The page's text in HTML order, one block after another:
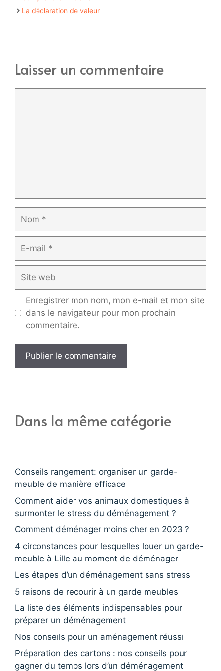
La déclaration de valeur
Laisser un commentaire
mail
web
Enregistrer mon nom, mon e-mail et mon site
dans le navigateur pour mon prochain
commentaire.
Dans la même catégorie
Conseils rangement: organiser un garde-
meuble de manière efficace
Comment aider vos animaux domestiques à
surmonter le stress du déménagement ?
Comment déménager moins cher en 2023 ?
4 circonstances pour lesquelles louer un garde-
meuble à Lille au moment de déménager
Les étapes d’un déménagement sans stress
5 raisons de recourir à un garde meubles
La liste des éléments indispensables pour
préparer un déménagement
Nos conseils pour un aménagement réussi
Préparation des cartons : nos conseils pour
gagner du temps lors d’un déménagement